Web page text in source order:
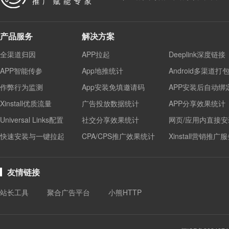
产品服务
全渠道归因
APP智能传参
作弊行为监测
Xinstall优质流量
Universal Links配置
快速安装与一键拉起
解决方案
APP拉起
Deeplink深度链接
App地推统计
Android多渠道打包
App安装免填邀请码
APP安装后自动绑
广告投放数据统计
APP分享效果统计
社交分享效果统计
网页/应用内直接
CPA/CPS推广效果统计
Xinstall营销推广
友情链接
站长工具 聚合广告平台 小熊HTTP